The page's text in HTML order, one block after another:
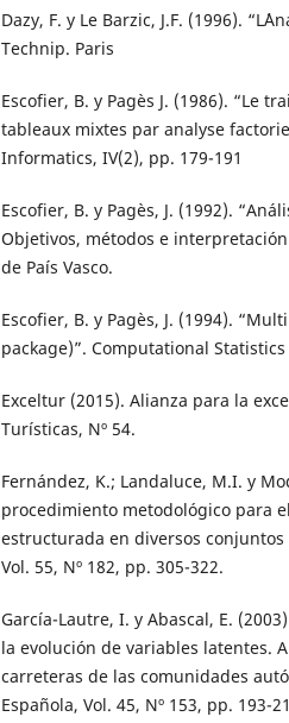
Dazy, F. y Le Barzic, J.F. (1996).
Technip. Paris
Escofier, B. y Pagès J. (1986). “Le
tableaux mixtes par analyse
Informatics, IV(2), pp. 179-191
Escofier, B. y Pagès, J. (1992).
Objetivos, métodos e
de País Vasco.
Escofier, B. y Pagès, J. (1994).
package)”. Computational
Exceltur (2015). Alianza para la
Turísticas, Nº 54.
Fernández, K.; Landaluce, M.I. y
procedimiento metodológico para
estructurada en diversos
Vol. 55, Nº 182, pp. 305-322.
García-Lautre, I. y Abascal, E.
la evolución de variables latentes.
carreteras de las comunidades
Española, Vol. 45, Nº 153, pp. 193-